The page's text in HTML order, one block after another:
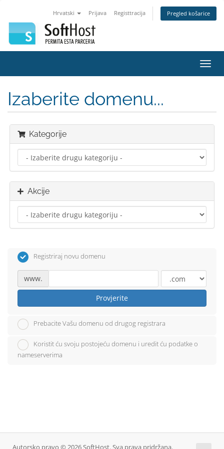
Hrvatski Prijava Registtracija Pregled košarice
Izaberite domenu...
Kategorije
Akcije
Registriraj novu domenu
www.
Provjerite
Prebacite Vašu domenu od drugog registrara
Koristit ću svoju postojeću domenu i uredit ću podatke o
nameserverima
Autorsko pravo © 2026 SoftHost. Sva prava pridržana.